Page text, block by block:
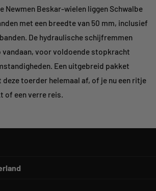
Newmen Beskar-wielen liggen Schwalbe
met een breedte van 50 mm, inclusief
De hydraulische schijfremmen
vandaan, voor voldoende stopkracht
Een uitgebreid pakket
toerder helemaal af, of je nu een ritje
of een verre reis.